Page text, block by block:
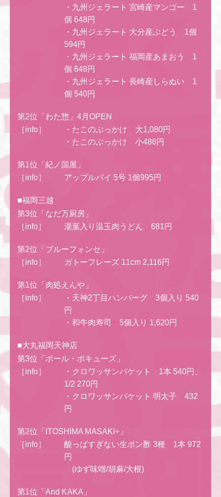
・九州ジェラート 宮崎産マンゴー 1
個 648円
・九州ジェラート 大分産ぶどう 1個
594円
・九州ジェラート 福岡産あまおう 1
個 648円
・九州ジェラート 長崎産しらぬい 1
個 540円
第2位「わた惣」4月OPEN
［info］
・たこのぶっかけ 大1,080円
・たこのぶっかけ 小486円
第1位「紀ノ国屋」
［info］
アップルパイ 5号 1個995円
■福岡三越
第3位「なだ万厨房」
［info］
湯葉入り温玉肉うどん 681円
第2位「ブルーフォンセ」
［info］
ガトーフレーズ 11cm 2,116円
第1位「肉処えんや」
［info］
・天神2丁目ハンバーグ 3個入り 540
円
・和牛肉寿司 5個入り 1,620円
■大丸福岡天神店
第3位「ポール・ボキューズ」
［info］
・クロワッサンバケット 1本 540円、
1/2 270円
・クロワッサンバケット 明太子 432
円
第2位「ITOSHIMA MASAKI+」
［info］
酸っぱすぎない生ポン酢 3種 1本 972
円
(ゆず味噌/胡麻/大根)
第1位「And KAKA」